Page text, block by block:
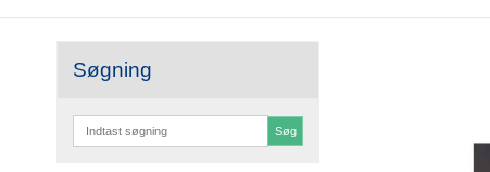
Søgning
Søg